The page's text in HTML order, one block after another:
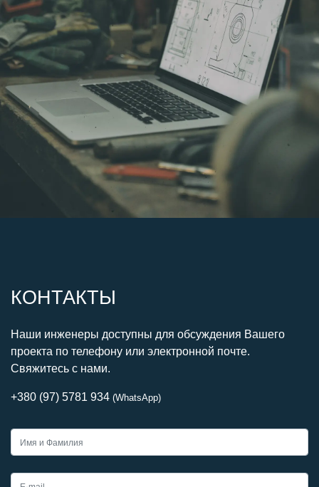
КОНТАКТЫ
Наши инженеры доступны для обсуждения Вашего
проекта по телефону или электронной почте.
Свяжитесь с нами.
+380 (97) 5781 934 (WhatsApp)